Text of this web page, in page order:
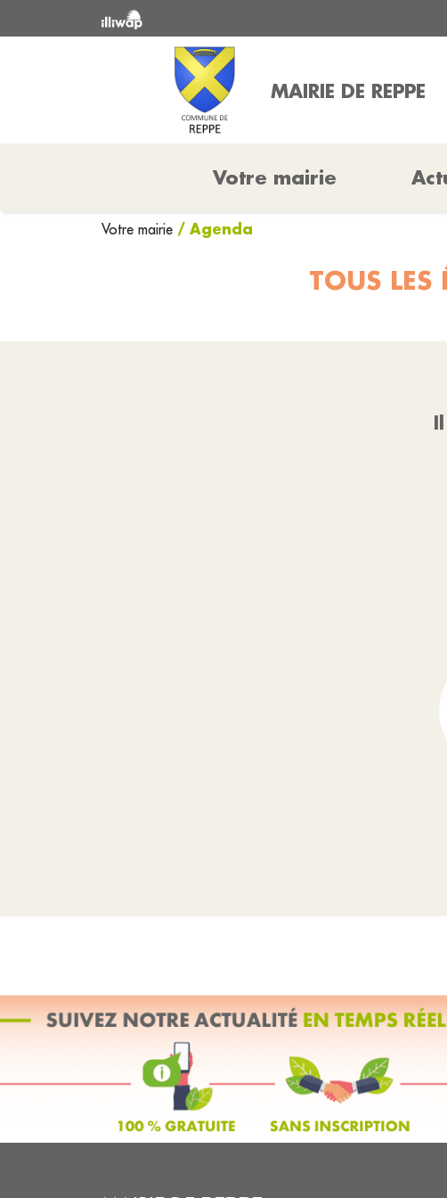
MAIRIE DE REPPE
Votre mairie
Votre mairie / Agenda
TOUS LES